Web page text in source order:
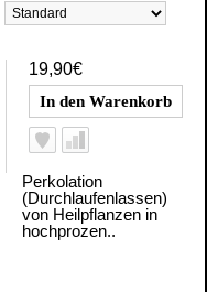
19,90€
Perkolation
(Durchlaufenlassen)
von Heilpflanzen in
hochprozen..